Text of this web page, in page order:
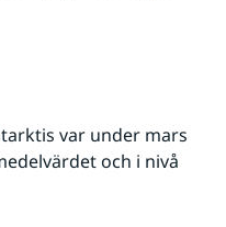
var under mars
och i nivå